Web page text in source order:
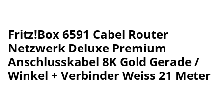
Fritz!Box 6591 Cabel Router
Netzwerk Deluxe Premium
Anschlusskabel 8K Gold Gerade /
Winkel + Verbinder Weiss 21 Meter